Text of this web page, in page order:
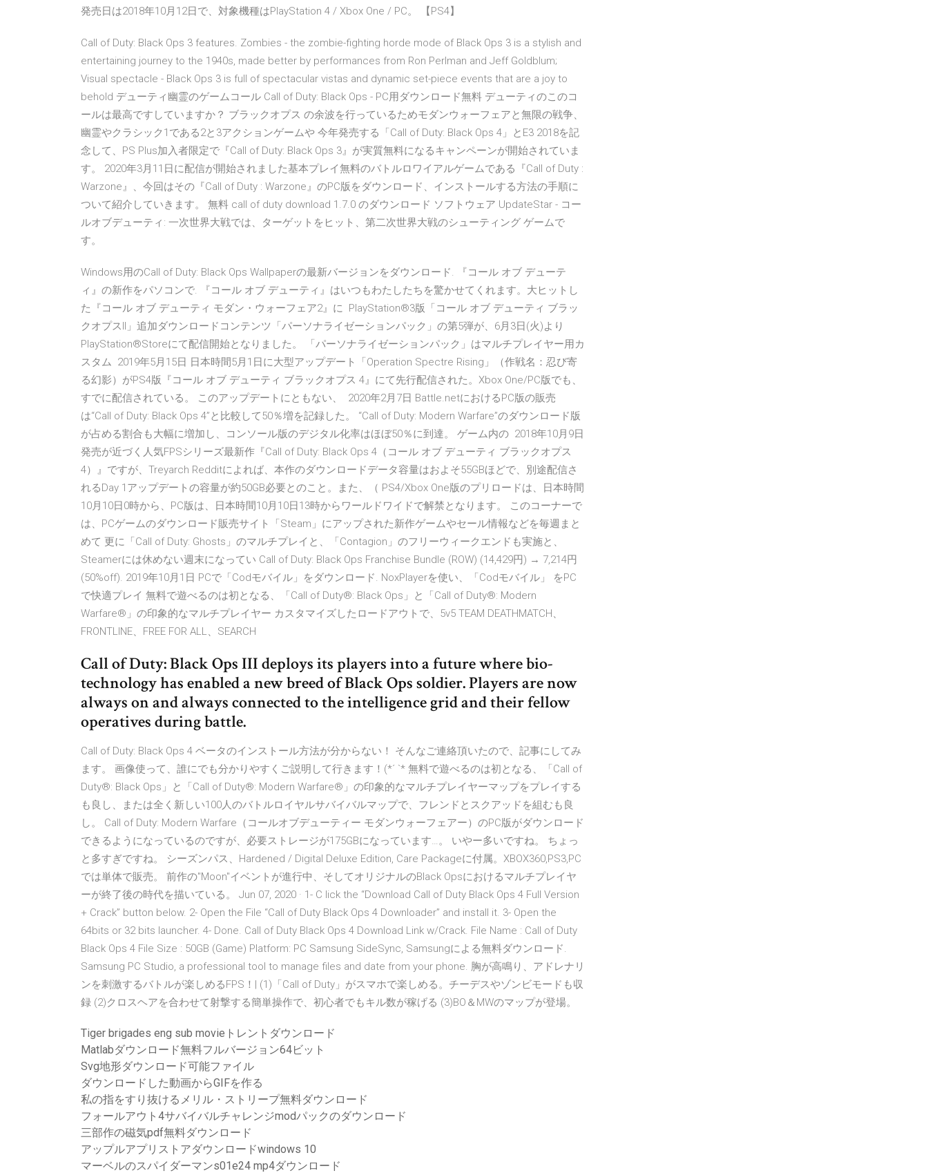
発売日は2018年10月12日で、対象機種はPlayStation 4 / Xbox One / PC。 【PS4】
Call of Duty: Black Ops 3 features. Zombies - the zombie-fighting horde mode of Black Ops 3 is a stylish and
entertaining journey to the 1940s, made better by performances from Ron Perlman and Jeff Goldblum;
Visual spectacle - Black Ops 3 is full of spectacular vistas and dynamic set-piece events that are a joy to
behold デューティ幽霊のゲームコール Call of Duty: Black Ops - PC用ダウンロード無料 デューティのこのコ
ールは最高ですしていますか？ ブラックオプス の余波を行っているためモダンウォーフェアと無限の戦争、
幽霊やクラシック1である2と3アクションゲームや 今年発売する「Call of Duty: Black Ops 4」とE3 2018を記
念して、PS Plus加入者限定で『Call of Duty: Black Ops 3』が実質無料になるキャンペーンが開始されていま
す。 2020年3月11日に配信が開始されました基本プレイ無料のバトルロワイアルゲームである『Call of Duty :
Warzone』、今回はその『Call of Duty : Warzone』のPC版をダウンロード、インストールする方法の手順に
ついて紹介していきます。 無料 call of duty download 1.7.0 のダウンロード ソフトウェア UpdateStar - コー
ルオブデューティ: 一次世界大戦では、ターゲットをヒット、第二次世界大戦のシューティング ゲームで
す。
Windows用のCall of Duty: Black Ops Wallpaperの最新バージョンをダウンロード. 『コール オブ デューテ
ィ』の新作をパソコンで. 『コール オブ デューティ』はいつもわたしたちを驚かせてくれます。大ヒットし
た『コール オブ デューティ モダン・ウォーフェア2』に PlayStation®3版「コール オブ デューティ ブラッ
クオプスII」追加ダウンロードコンテンツ「パーソナライゼーションパック」の第5弾が、6月3日(火)より
PlayStation®Storeにて配信開始となりました。 「パーソナライゼーションパック」はマルチプレイヤー用カ
スタム 2019年5月15日 日本時間5月1日に大型アップデート「Operation Spectre Rising」（作戦名：忍び寄
る幻影）がPS4版『コール オブ デューティ ブラックオプス 4』にて先行配信された。Xbox One/PC版でも、
すでに配信されている。 このアップデートにともない、 2020年2月7日 Battle.netにおけるPC版の販売
は“Call of Duty: Black Ops 4”と比較して50％増を記録した。 “Call of Duty: Modern Warfare”のダウンロード版
が占める割合も大幅に増加し、コンソール版のデジタル化率はほぼ50％に到達。 ゲーム内の 2018年10月9日
発売が近づく人気FPSシリーズ最新作『Call of Duty: Black Ops 4（コール オブ デューティ ブラックオプス
4）』ですが、Treyarch Redditによれば、本作のダウンロードデータ容量はおよそ55GBほどで、別途配信さ
れるDay 1アップデートの容量が約50GB必要とのこと。また、（ PS4/Xbox One版のプリロードは、日本時間
10月10日0時から、PC版は、日本時間10月10日13時からワールドワイドで解禁となります。 このコーナーで
は、PCゲームのダウンロード販売サイト「Steam」にアップされた新作ゲームやセール情報などを毎週まと
めて 更に「Call of Duty: Ghosts」のマルチプレイと、「Contagion」のフリーウィークエンドも実施と、
Steamerには休めない週末になってい Call of Duty: Black Ops Franchise Bundle (ROW) (14,429円) → 7,214円
(50%off). 2019年10月1日 PCで「Codモバイル」をダウンロード. NoxPlayerを使い、「Codモバイル」 をPC
で快適プレイ 無料で遊べるのは初となる、「Call of Duty®: Black Ops」と「Call of Duty®: Modern
Warfare®」の印象的なマルチプレイヤー カスタマイズしたロードアウトで、5v5 TEAM DEATHMATCH、
FRONTLINE、FREE FOR ALL、SEARCH
Call of Duty: Black Ops III deploys its players into a future where bio-
technology has enabled a new breed of Black Ops soldier. Players are now
always on and always connected to the intelligence grid and their fellow
operatives during battle.
Call of Duty: Black Ops 4 ベータのインストール方法が分からない！ そんなご連絡頂いたので、記事にしてみ
ます。 画像使って、誰にでも分かりやすくご説明して行きます！(*´ `* 無料で遊べるのは初となる、「Call of
Duty®: Black Ops」と「Call of Duty®: Modern Warfare®」の印象的なマルチプレイヤーマップをプレイする
も良し、または全く新しい100人のバトルロイヤルサバイバルマップで、フレンドとスクアッドを組むも良
し。 Call of Duty: Modern Warfare（コールオブデューティー モダンウォーフェアー）のPC版がダウンロード
できるようになっているのですが、必要ストレージが175GBになっています…。 いやー多いですね。 ちょっ
と多すぎですね。 シーズンパス、Hardened / Digital Deluxe Edition, Care Packageに付属。XBOX360,PS3,PC
では単体で販売。 前作の"Moon"イベントが進行中、そしてオリジナルのBlack Opsにおけるマルチプレイヤ
ーが終了後の時代を描いている。 Jun 07, 2020 · 1- C lick the “Download Call of Duty Black Ops 4 Full Version
+ Crack” button below. 2- Open the File “Call of Duty Black Ops 4 Downloader” and install it. 3- Open the
64bits or 32 bits launcher. 4- Done. Call of Duty Black Ops 4 Download Link w/Crack. File Name : Call of Duty
Black Ops 4 File Size : 50GB (Game) Platform: PC Samsung SideSync, Samsungによる無料ダウンロード.
Samsung PC Studio, a professional tool to manage files and date from your phone. 胸が高鳴り、アドレナリ
ンを刺激するバトルが楽しめるFPS！| (1)「Call of Duty」がスマホで楽しめる。チーデスやゾンビモードも収
録 (2)クロスヘアを合わせて射撃する簡単操作で、初心者でもキル数が稼げる (3)BO＆MWのマップが登場。
Tiger brigades eng sub movieトレントダウンロード
Matlabダウンロード無料フルバージョン64ビット
Svg地形ダウンロード可能ファイル
ダウンロードした動画からGIFを作る
私の指をすり抜けるメリル・ストリープ無料ダウンロード
フォールアウト4サバイバルチャレンジmodパックのダウンロード
三部作の磁気pdf無料ダウンロード
アップルアプリストアダウンロードwindows 10
マーベルのスパイダーマンs01e24 mp4ダウンロード